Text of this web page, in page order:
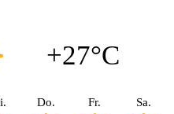
+27°C
Do. Fr. Sa.